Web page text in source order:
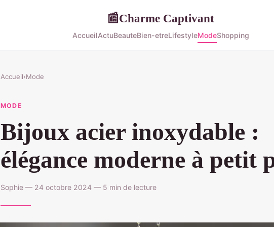
📰Charme Captivant
AccueilActuBeauteBien-etreLifestyleModeShopping
Accueil›Mode
MODE
Bijoux acier inoxydable :
élégance moderne à petit
Sophie — 24 octobre 2024 — 5 min de lecture